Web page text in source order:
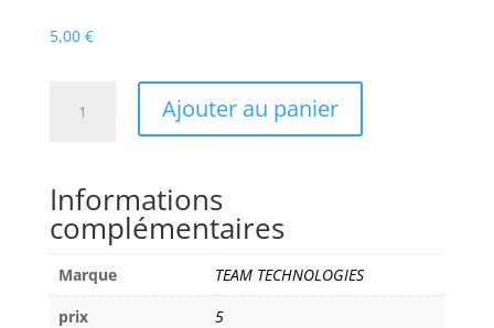
5,00 €
CABLE
P17
32A
TRI
10m
Ajouter au panier
Informations
complémentaires
Marque
TEAM TECHNOLOGIES
prix
5